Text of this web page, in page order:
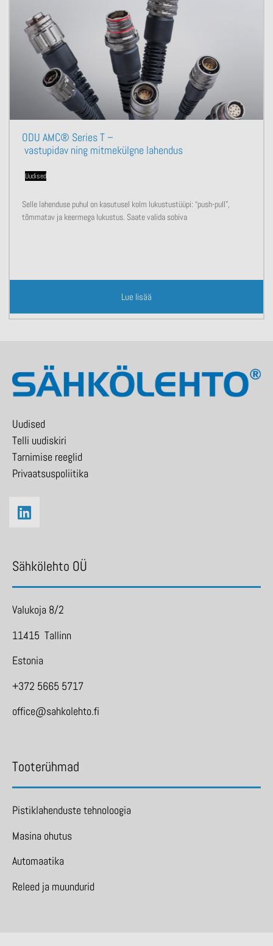
ODU AMC® Series T –
vastupidav ning mitmekülgne lahendus
Uudised
Selle lahenduse puhul on kasutusel kolm lukustustüüpi: “push-pull”,
tõmmatav ja keermega lukustus. Saate valida sobiva
Lue lisää
Uudised
Telli uudiskiri
Tarnimise reeglid
Privaatsuspoliitika
Sähkölehto OÜ
Valukoja 8/2
11415 Tallinn
Estonia
+372 5665 5717
office@sahkolehto.fi
Tooterühmad
Pistiklahenduste tehnoloogia
Masina ohutus
Automaatika
Releed ja muundurid